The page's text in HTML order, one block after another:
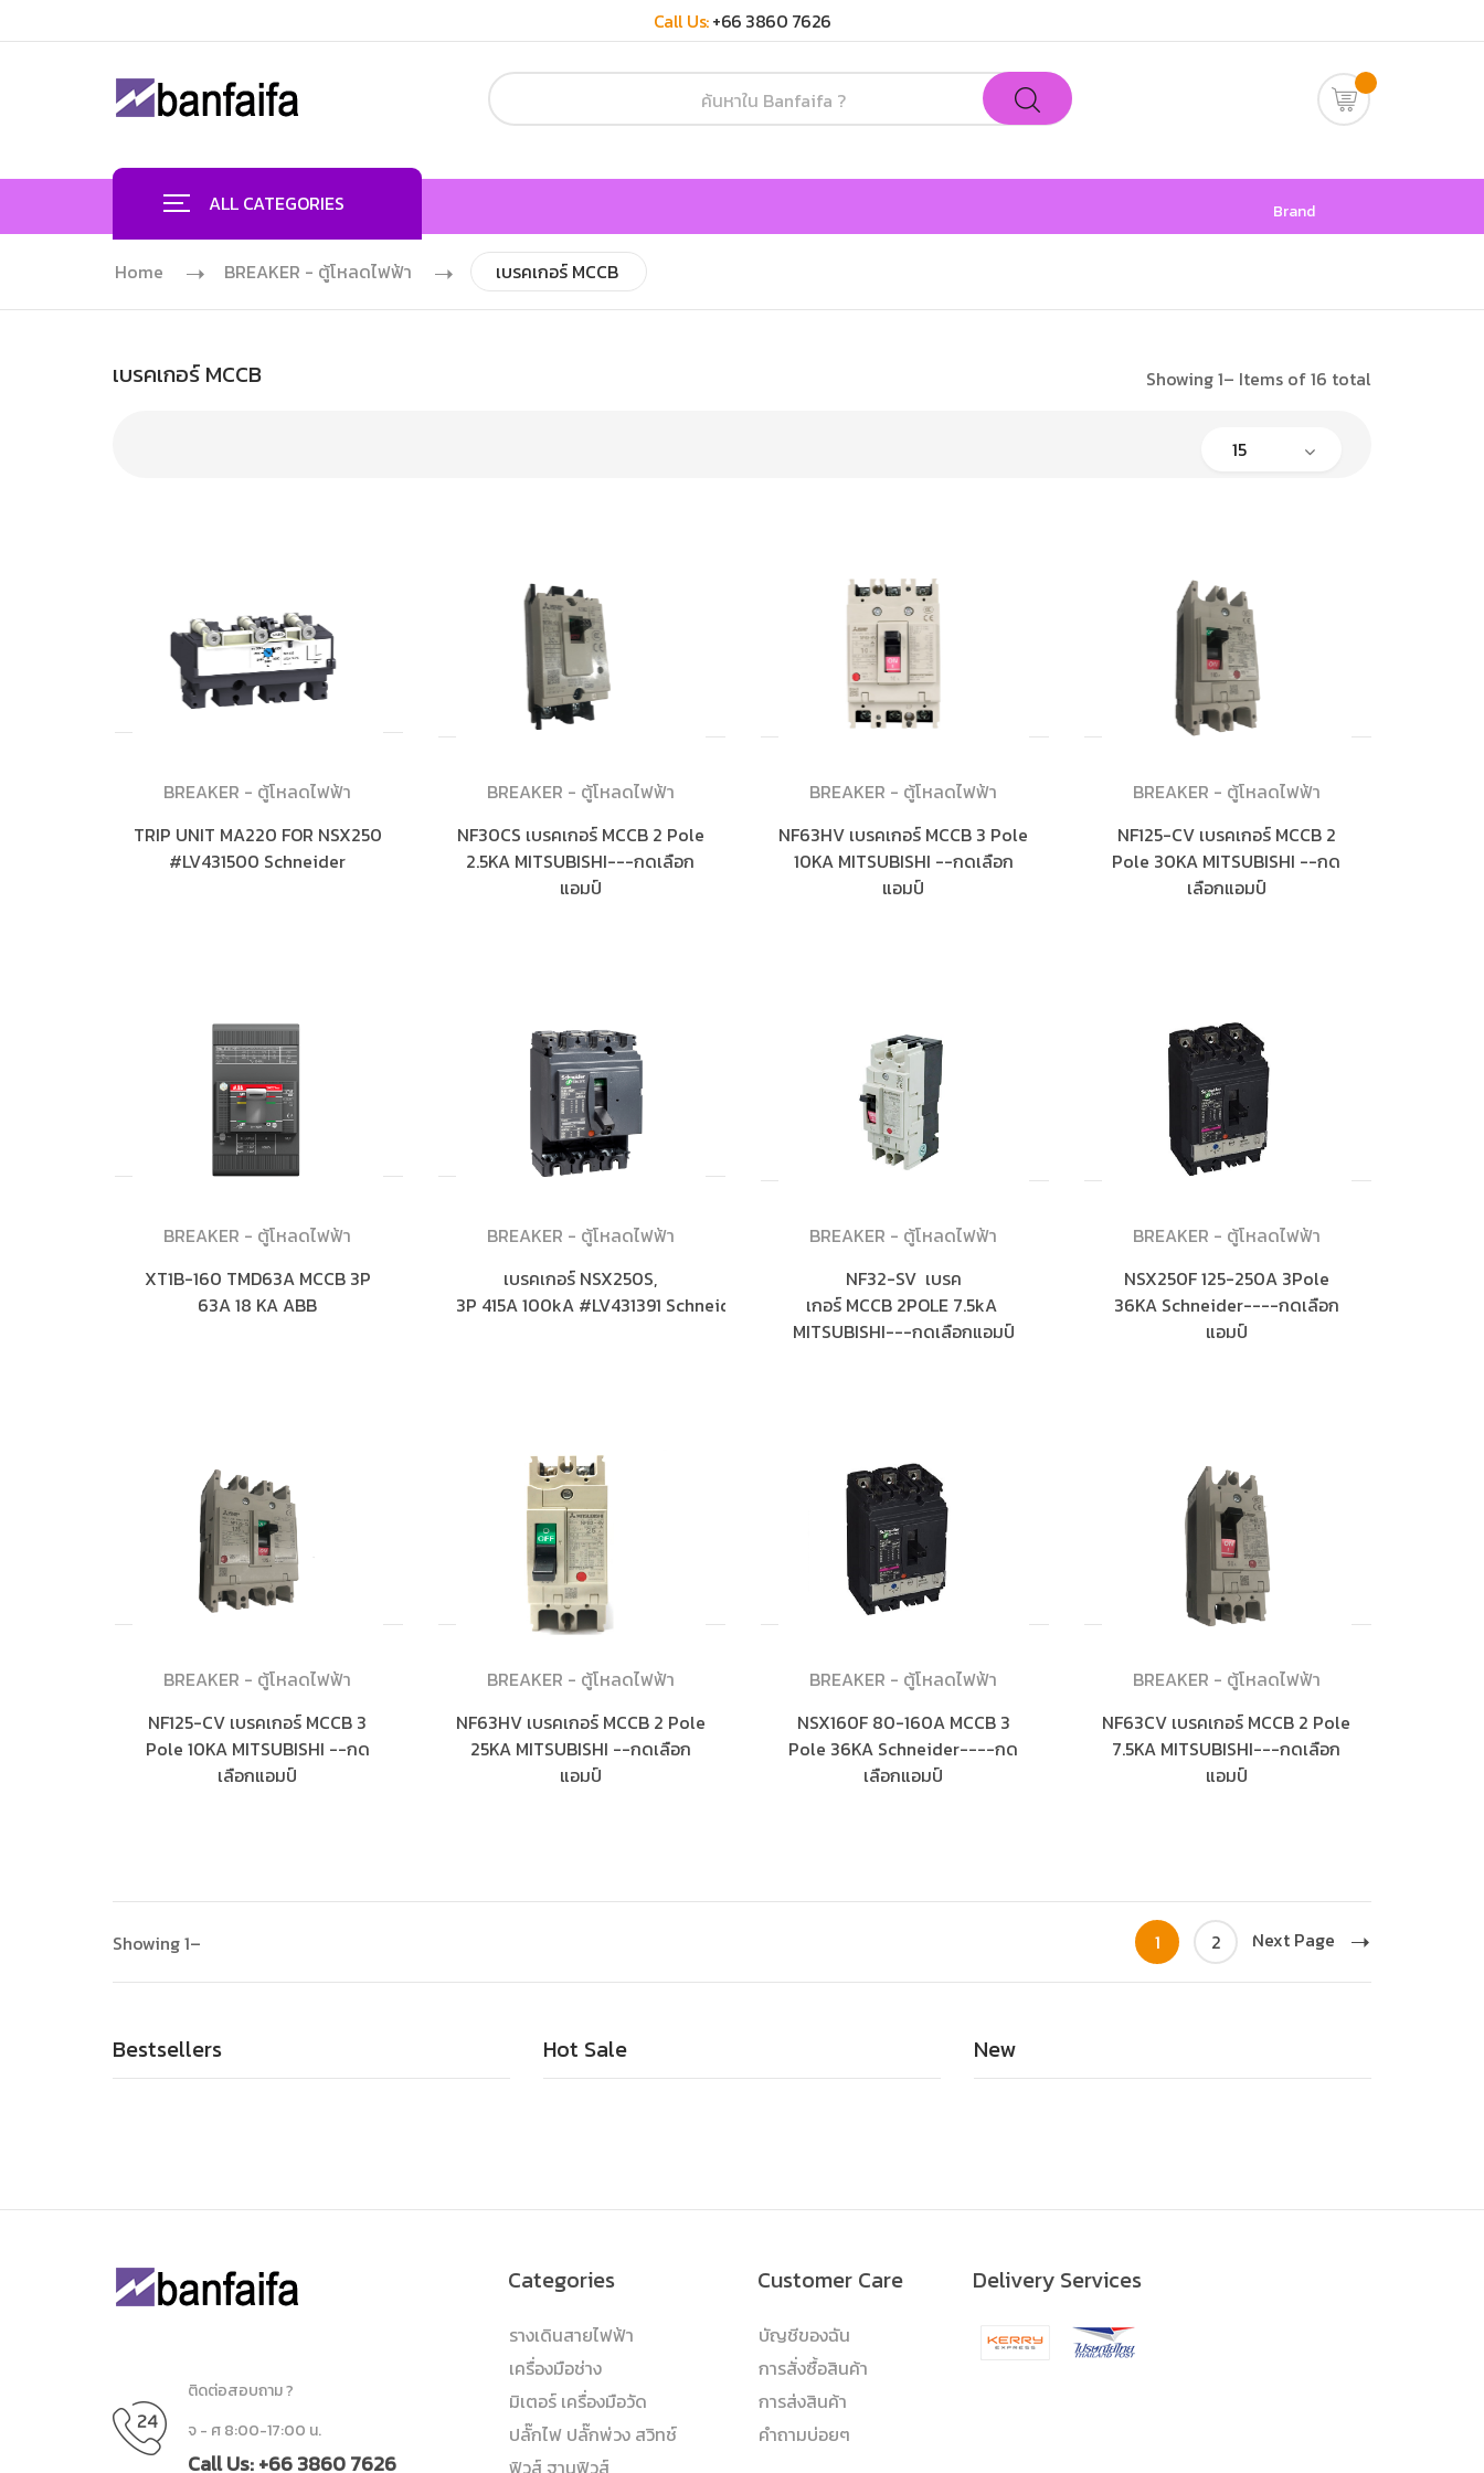
Call Us:+66 3860 7626
ALL CATEGORIES Brand
Home BREAKER - ตู้โหลดไฟฟ้า เบรคเกอร์ MCCB
เบรคเกอร์ MCCB Showing 1– Items of 16 total
BREAKER - ตู้โหลดไฟฟ้า
TRIP UNIT MA220 FOR NSX250
#LV431500 Schneider
BREAKER - ตู้โหลดไฟฟ้า
NF30CS เบรคเกอร์ MCCB 2 Pole
2.5KA MITSUBISHI---กดเลือก
แอมป์
BREAKER - ตู้โหลดไฟฟ้า
NF63HV เบรคเกอร์ MCCB 3 Pole
10KA MITSUBISHI --กดเลือก
แอมป์
BREAKER - ตู้โหลดไฟฟ้า
NF125-CV เบรคเกอร์ MCCB 2
Pole 30KA MITSUBISHI --กด
เลือกแอมป์
BREAKER - ตู้โหลดไฟฟ้า
XT1B-160 TMD63A MCCB 3P
63A 18 KA ABB
BREAKER - ตู้โหลดไฟฟ้า
เบรคเกอร์ NSX250S,
3P 415A 100kA #LV431391 Schneider
BREAKER - ตู้โหลดไฟฟ้า
NF32-SV เบรค
เกอร์ MCCB 2POLE 7.5kA
MITSUBISHI---กดเลือกแอมป์
BREAKER - ตู้โหลดไฟฟ้า
NSX250F 125-250A 3Pole
36KA Schneider----กดเลือก
แอมป์
BREAKER - ตู้โหลดไฟฟ้า
NF125-CV เบรคเกอร์ MCCB 3
Pole 10KA MITSUBISHI --กด
เลือกแอมป์
BREAKER - ตู้โหลดไฟฟ้า
NF63HV เบรคเกอร์ MCCB 2 Pole
25KA MITSUBISHI --กดเลือก
แอมป์
BREAKER - ตู้โหลดไฟฟ้า
NSX160F 80-160A MCCB 3
Pole 36KA Schneider----กด
เลือกแอมป์
BREAKER - ตู้โหลดไฟฟ้า
NF63CV เบรคเกอร์ MCCB 2 Pole
7.5KA MITSUBISHI---กดเลือก
แอมป์
Showing 1– 1 2 Next Page
Bestsellers Hot Sale New
ติดต่อสอบถาม ?
จ - ศ 8:00-17:00 น.
Call Us: +66 3860 7626
Categories
รางเดินสายไฟฟ้า
เครื่องมือช่าง
มิเตอร์ เครื่องมือวัด
ปลั๊กไฟ ปลั๊กพ่วง สวิทช์
ฟิวส์ ฐานฟิวส์
Customer Care
บัญชีของฉัน
การสั่งซื้อสินค้า
การส่งสินค้า
คำถามบ่อยๆ
Delivery Services